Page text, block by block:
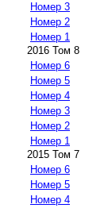
Номер 3
Номер 2
Номер 1
2016 Том 8
Номер 6
Номер 5
Номер 4
Номер 3
Номер 2
Номер 1
2015 Том 7
Номер 6
Номер 5
Номер 4